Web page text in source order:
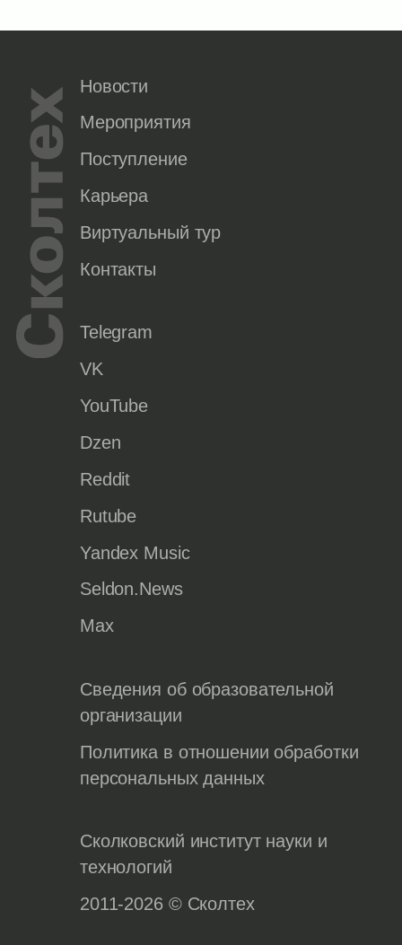
Новости
Мероприятия
Поступление
Карьера
Виртуальный тур
Контакты
Telegram
VK
YouTube
Dzen
Reddit
Rutube
Yandex Music
Seldon.News
Max
Сведения об образовательной
организации
Политика в отношении обработки
персональных данных
Сколковский институт науки и
технологий
2011-2026 © Сколтех